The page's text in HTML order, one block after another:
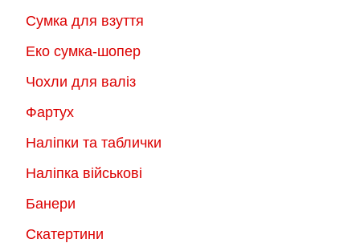
Сумка для взуття
Еко сумка-шопер
Чохли для валіз
Фартух
Наліпки та таблички
Наліпка військові
Банери
Скатертини